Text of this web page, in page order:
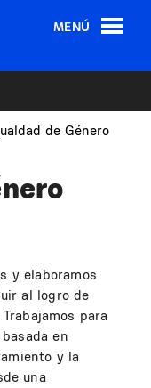
MENÚ
de Género
y elaboramos
al logro de
Trabajamos para
en
y la
una